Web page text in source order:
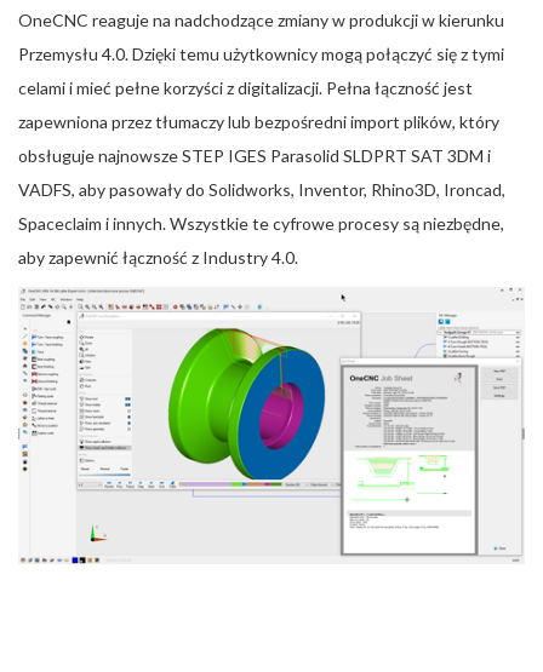
OneCNC reaguje na nadchodzące zmiany w produkcji w kierunku
Przemysłu 4.0. Dzięki temu użytkownicy mogą połączyć się z tymi
celami i mieć pełne korzyści z digitalizacji. Pełna łączność jest
zapewniona przez tłumaczy lub bezpośredni import plików, który
obsługuje najnowsze STEP IGES Parasolid SLDPRT SAT 3DM i
VADFS, aby pasowały do Solidworks, Inventor, Rhino3D, Ironcad,
Spaceclaim i innych. Wszystkie te cyfrowe procesy są niezbędne,
aby zapewnić łączność z Industry 4.0.